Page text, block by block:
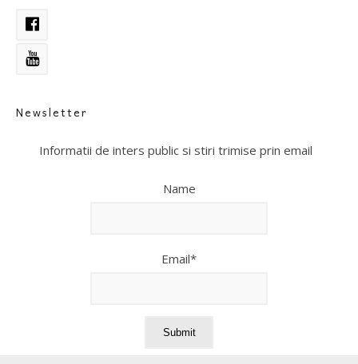
Newsletter
Informatii de inters public si stiri trimise prin email
Name
Email*